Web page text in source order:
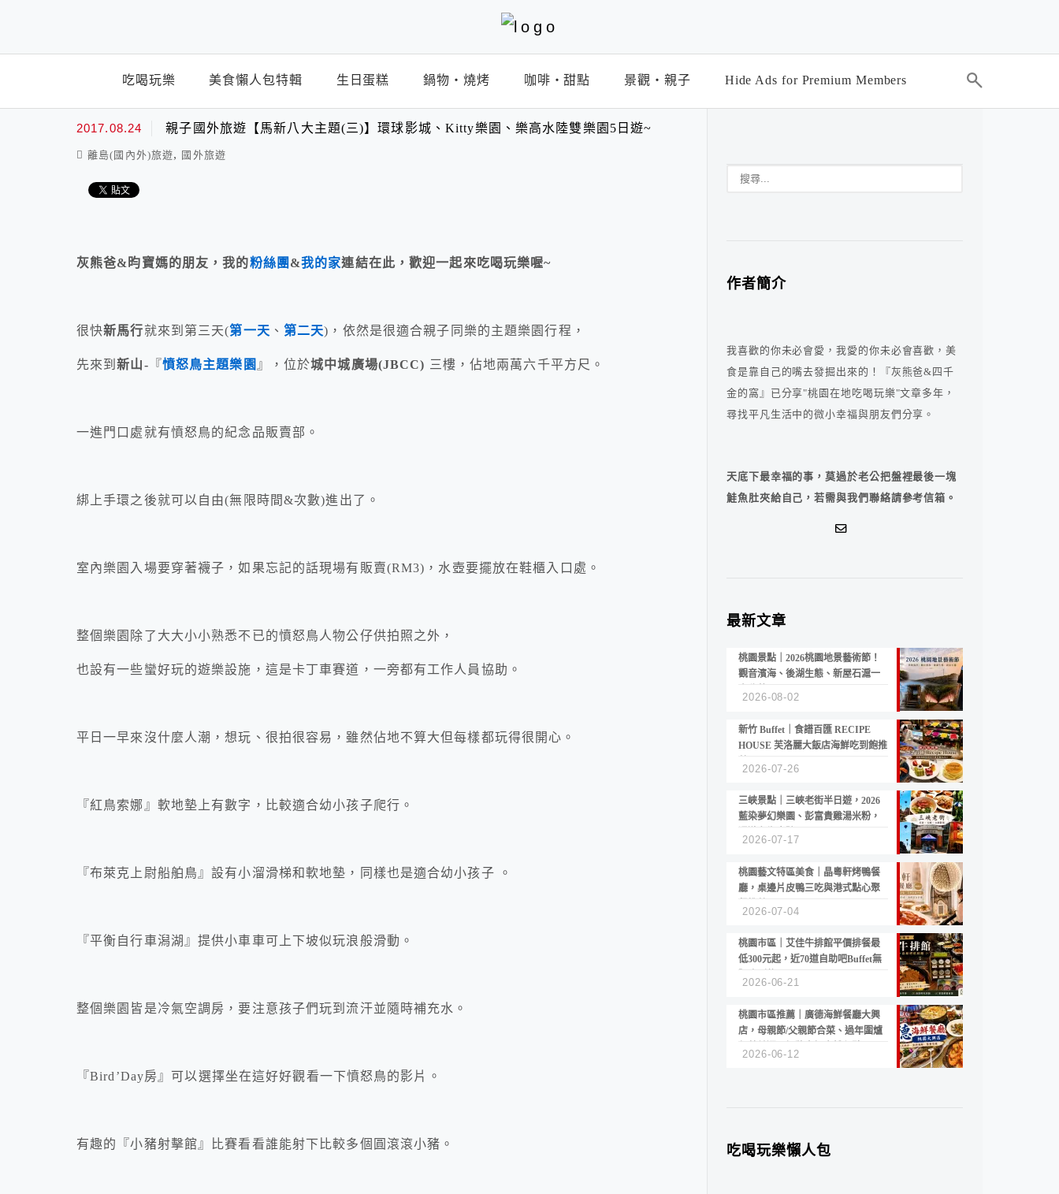
吃喝玩樂 美食懶人包特輯 生日蛋糕 鍋物‧燒烤 咖啡‧甜點 景觀‧親子 Hide Ads for Premium Members
2017.08.24 親子國外旅遊【馬新八大主題(三)】環球影城、Kitty樂園、樂高水陸雙樂園5日遊~
離島(國內外)旅遊, 國外旅遊
灰熊爸&昀寶媽的朋友，我的粉絲團 &我的家連結在此，歡迎一起來吃喝玩樂喔~
很快新馬行就來到第三天(第一天 、 第二天)，依然是很適合親子同樂的主題樂園行程，
先來到新山- 『憤怒鳥主題樂園 』，位於城中城廣場(JBCC) 三樓，佔地兩萬六千平方尺。
一進門口處就有憤怒鳥的紀念品販賣部。
綁上手環之後就可以自由(無限時間&次數)進出了。
室內樂園入場要穿著襪子，如果忘記的話現場有販賣(RM3)，水壺要擺放在鞋櫃入口處。
整個樂園除了大大小小熟悉不已的憤怒鳥人物公仔供拍照之外，
也設有一些蠻好玩的遊樂設施，這是卡丁車賽道，一旁都有工作人員協助。
平日一早來沒什麼人潮，想玩、很拍很容易，雖然佔地不算大但每樣都玩得很開心。
『紅鳥索娜』軟地墊上有數字，比較適合幼小孩子爬行。
『布萊克上尉船舶鳥』設有小溜滑梯和軟地墊，同樣也是適合幼小孩子 。
『平衡自行車潟湖』提供小車車可上下坡似玩浪般滑動。
整個樂園皆是冷氣空調房，要注意孩子們玩到流汗並隨時補充水。
『Bird’Day房』可以選擇坐在這好好觀看一下憤怒鳥的影片。
有趣的『小豬射擊館』比賽看看誰能射下比較多個圓滾滾小豬。
作者簡介
我喜歡的你未必會愛，我愛的你未必會喜歡，美
食是靠自己的嘴去發掘出來的！『灰熊爸&四千
金的窩』已分享"桃園在地吃喝玩樂"文章多年，
尋找平凡生活中的微小幸福與朋友們分享。
天底下最幸福的事，莫過於老公把盤裡最後一塊
鮭魚肚夾給自己，若需與我們聯絡請參考信箱。
最新文章
桃園景點｜2026桃園地景藝術節！
觀音濱海、後湖生態、新屋石滬一
2026-08-02
新竹 Buffet｜食譜百匯 RECIPE
HOUSE 芙洛麗大飯店海鮮吃到飽推
2026-07-26
三峽景點｜三峽老街半日遊，2026
藍染夢幻樂園、彭富貴雞湯米粉，
2026-07-17
桃園藝文特區美食｜晶粵軒烤鴨餐
廳，桌邊片皮鴨三吃與港式點心聚
2026-07-04
桃園市區｜艾佳牛排館平價排餐最
低300元起，近70道自助吧Buffet無
2026-06-21
桃園市區推薦｜廣德海鮮餐廳大興
店，母親節/父親節合菜、過年圍爐
2026-06-12
吃喝玩樂懶人包